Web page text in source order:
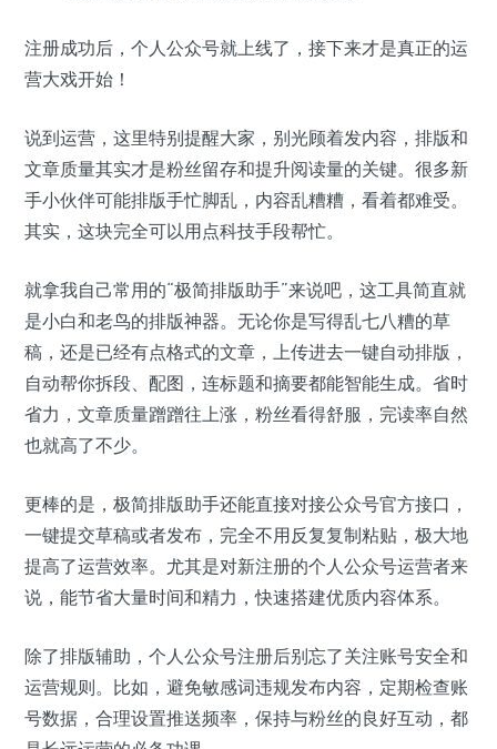
注册成功后，个人公众号就上线了，接下来才是真正的运
营大戏开始！
说到运营，这里特别提醒大家，别光顾着发内容，排版和
文章质量其实才是粉丝留存和提升阅读量的关键。很多新
手小伙伴可能排版手忙脚乱，内容乱糟糟，看着都难受。
其实，这块完全可以用点科技手段帮忙。
就拿我自己常用的“极简排版助手”来说吧，这工具简直就
是小白和老鸟的排版神器。无论你是写得乱七八糟的草
稿，还是已经有点格式的文章，上传进去一键自动排版，
自动帮你拆段、配图，连标题和摘要都能智能生成。省时
省力，文章质量蹭蹭往上涨，粉丝看得舒服，完读率自然
也就高了不少。
更棒的是，极简排版助手还能直接对接公众号官方接口，
一键提交草稿或者发布，完全不用反复复制粘贴，极大地
提高了运营效率。尤其是对新注册的个人公众号运营者来
说，能节省大量时间和精力，快速搭建优质内容体系。
除了排版辅助，个人公众号注册后别忘了关注账号安全和
运营规则。比如，避免敏感词违规发布内容，定期检查账
号数据，合理设置推送频率，保持与粉丝的良好互动，都